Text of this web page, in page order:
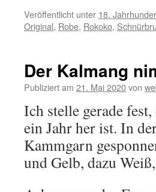
Veröffentlicht unter 18.
Original, Robe, Rokoko,
Der Kalmang
Publiziert am 21. Mai 2020von
Ich stelle gerade
ein Jahr her ist. In
Kammgarn
und Gelb, dazu